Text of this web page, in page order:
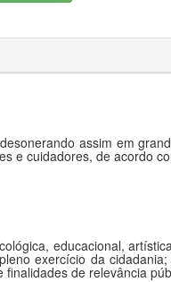
assim em
e cuidadores, de acordo
educacional,
exercício da
de relevância